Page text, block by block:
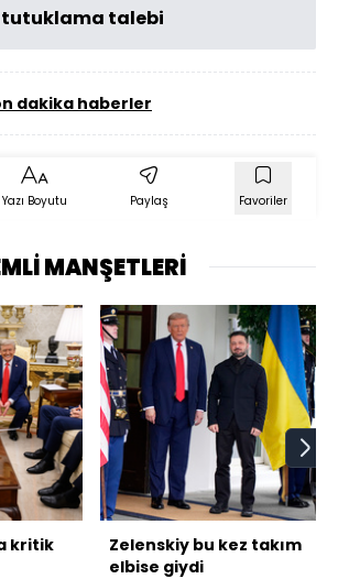
tutuklama talebi
dakika haberler
Yazı Boyutu Paylaş Favoriler
MANŞETLERİ
kritik
Zelenskiy bu kez takım
elbise giydi